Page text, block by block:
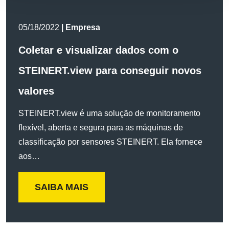
05/18/2022 | Empresa
Coletar e visualizar dados com o
STEINERT.view para conseguir novos
valores
STEINERT.view é uma solução de monitoramento
flexível, aberta e segura para as máquinas de
classificação por sensores STEINERT. Ela fornece
aos…
SAIBA MAIS